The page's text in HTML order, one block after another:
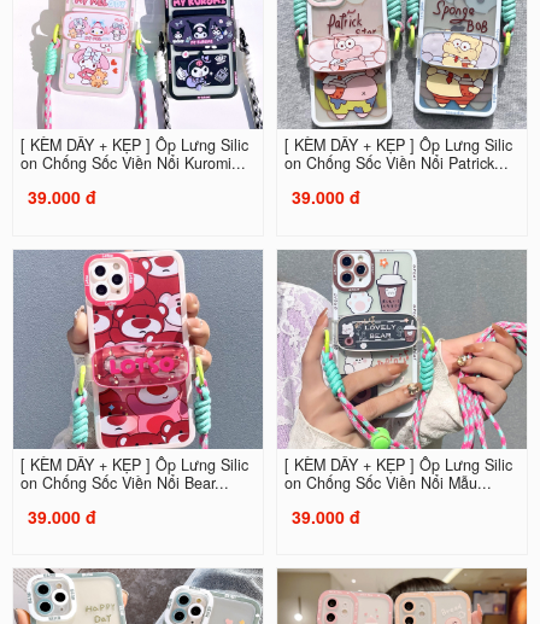
[ KÈM DÂY + KẸP ] Ốp Lưng Silic
on Chống Sốc Viền Nổi Kuromi...
39.000 đ
[ KÈM DÂY + KẸP ] Ốp Lưng Silic
on Chống Sốc Viền Nổi Patrick...
39.000 đ
[ KÈM DÂY + KẸP ] Ốp Lưng Silic
on Chống Sốc Viền Nổi Bear...
39.000 đ
[ KÈM DÂY + KẸP ] Ốp Lưng Silic
on Chống Sốc Viền Nổi Mẫu...
39.000 đ